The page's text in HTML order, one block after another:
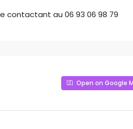
contactant au 06 93 06 98 79
Open on Google